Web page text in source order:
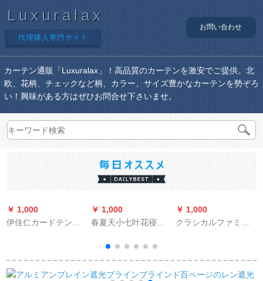
Luxuralax
代理購入専門サイト
お問い合わせ
カーテン通販「Luxuralax」！高品質のカーテンを激安でご提供。北
欧、花柄、チェックなど柄、カラー、サイズ豊かなカーテンを勢ぞろ
い！興味がある方はぜひお問合せ下さいませ。
￥ 1,000
伊佳仁カードテン遮
暖かい韩式ピンク既
製カーン刺繍端-天女
￥ 1,000
春夏天小七叶花寝室
カート田园ファ§ンジ
高品質既制カーター
テーポポン夏除けカ
￥ 1,000
クラシカルファミリ
システムシステムシ
ステムシステムシス